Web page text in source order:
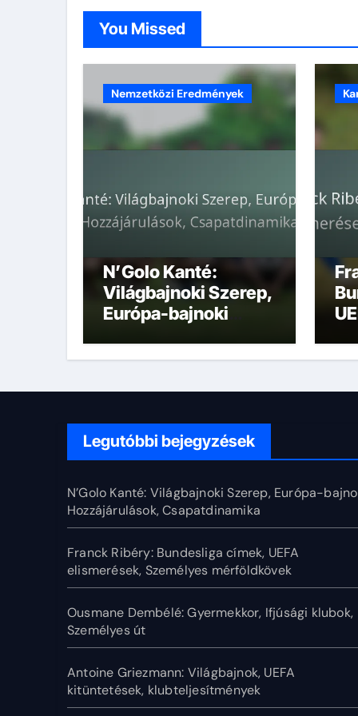
You Missed
Nemzetközi Eredmények
N’Golo Kanté:
Világbajnoki Szerep,
Európa-bajnoki
Csapatdinamika
Legutóbbi bejegyzések
N’Golo Kanté: Világbajnoki Szerep, Európa-
Hozzájárulások, Csapatdinamika
Franck Ribéry: Bundesliga címek, UEFA
elismerések, Személyes mérföldkövek
Ousmane Dembélé: Gyermekkor, Ifjúsági klubok,
Személyes út
Antoine Griezmann: Világbajnok, UEFA
kitüntetések, klubteljesítmények